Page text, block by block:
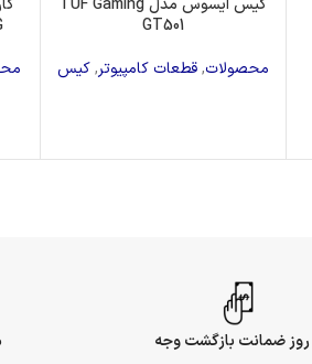
GT501
محصولات,قطعات کامپیوتر,کیس